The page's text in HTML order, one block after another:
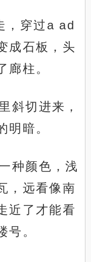
，穿过a ad
成石板，头
廊柱。
斜切进来，
明暗。
种颜色，浅
，远看像南
近了才能看
号。